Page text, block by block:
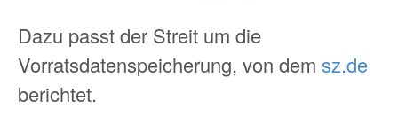
Dazu passt der Streit um die
Vorratsdatenspeicherung, von dem sz.de
berichtet.